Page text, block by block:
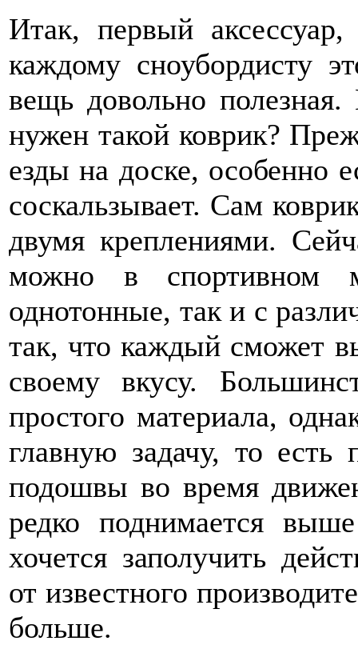
Итак, первый
каждому сноубордисту
вещь довольно
нужен такой коврик?
езды на доске, особенно
соскальзывает. Сам
двумя креплениями.
можно в спортивном
однотонные, так и с
так, что каждый сможет
своему вкусу.
простого материала,
главную задачу, то есть
подошвы во время
редко поднимается
хочется заполучить
от известного
больше.